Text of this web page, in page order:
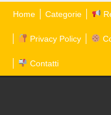
Home Categorie
Privacy Policy
Contatti